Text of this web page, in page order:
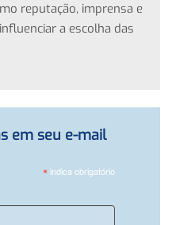
reputação, imprensa e
a escolha das
em seu e-mail
*indica obrigatório